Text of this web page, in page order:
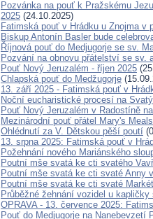
Pozvánka na pouť k Pražskému
2025 (24.10.2025)
Fatimská pouť v Hrádku u Znojma v
Biskup Antonín Basler bude
Říjnová pouť do Medjugorje se sv.
Pozvání na obnovu přátelství se sv.
Pouť Nový Jeruzalém - říjen 2025
Chlapská pouť do Medžugorje
13. září 2025 - Fatimská pouť v
Noční eucharistické procesí na
Pouť Nový Jeruzalém v Radostíně
Mezinárodní pouť přátel Mary's
Ohlédnutí za V. Dětskou pěší poutí
13. srpna 2025: Fatimská pouť v
Požehnání nového Mariánského
Poutní mše svatá ke cti svatého
Poutní mše svatá ke cti svaté Anny
Poutní mše svatá ke cti svaté
Průběžné žehnání vozidel u
OPRAVA - 13. července 2025:
Pouť do Medjugorje na Nanebevzetí